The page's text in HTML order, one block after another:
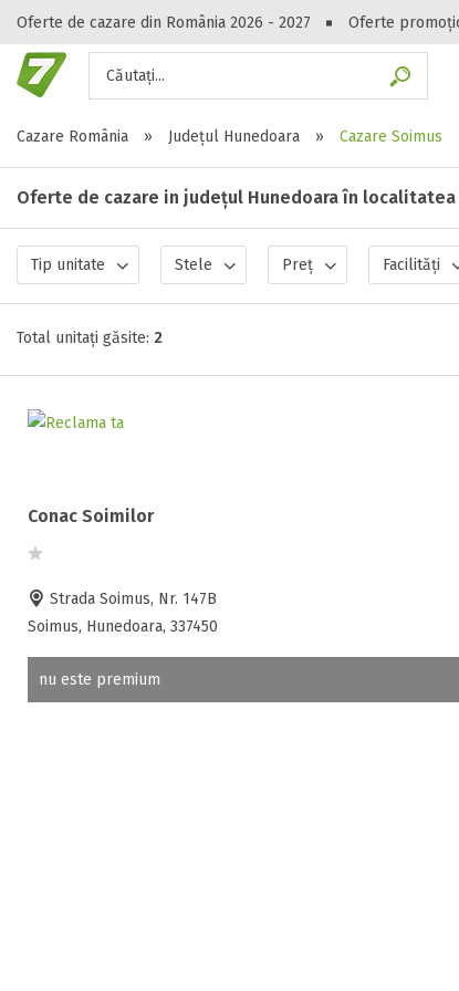
Oferte de cazare din România 2026 - 2027 Oferte
Căutați...
Cazare România
» Județul Hunedoara » Cazare Soimus
Oferte de cazare in județul Hunedoara în localitatea
Tip unitate Stele Preț Facilități
Total unitați găsite: 2
Conac Soimilor
Strada Soimus, Nr. 147B
Soimus, Hunedoara, 337450
nu este premium